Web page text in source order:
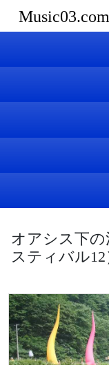
Music03.com
オアシス下
スティバル12